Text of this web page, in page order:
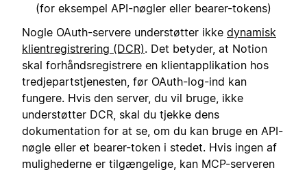
(for eksempel API-nøgler eller bearer-tokens)
Nogle OAuth-servere understøtter ikke dynamisk
klientregistrering (DCR). Det betyder, at Notion
skal forhåndsregistrere en klientapplikation hos
tredjepartstjenesten, før OAuth-log-ind kan
fungere. Hvis den server, du vil bruge, ikke
understøtter DCR, skal du tjekke dens
dokumentation for at se, om du kan bruge en API-
nøgle eller et bearer-token i stedet. Hvis ingen af
mulighederne er tilgængelige, kan MCP-serveren